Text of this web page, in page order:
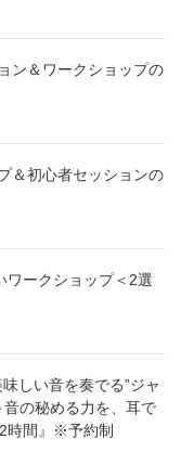
ン＆ワークショップの
＆初心者セッションの
ワークショップ＜2選
しい音を奏でる”ジャ
音の秘める力を、耳で
時間』※予約制